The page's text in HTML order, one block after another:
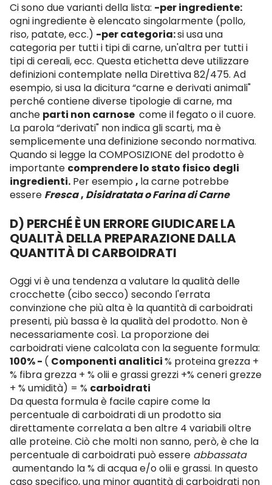
Ci sono due varianti della lista: -per ingrediente:
ogni ingrediente è elencato singolarmente (pollo,
riso, patate, ecc.) -per categoria:si usa una
categoria per tutti i tipi di carne, un'altra per tutti i
tipi di cereali, ecc. Questa etichetta deve utilizzare
definizioni contemplate nella Direttiva 82/475. Ad
esempio, si usa la dicitura “carne e derivati animali"
perché contiene diverse tipologie di carne, ma
anche parti non carnose come il fegato o il cuore.
La parola “derivati" non indica gli scarti, ma è
semplicemente una definizione secondo normativa.
Quando si legge la COMPOSIZIONE del prodotto è
importante comprendere lo stato fisico degli
ingredienti. Per esempio, la carne potrebbe
essere Fresca, DisidratataoFarina di Carne
D) PERCHÉ È UN ERRORE GIUDICARE LA
QUALITÀ DELLA PREPARAZIONE DALLA
QUANTITÀ DI CARBOIDRATI
Oggi vi è una tendenza a valutare la qualità delle
crocchette (cibo secco) secondo l'errata
convinzione che più alta è la quantità di carboidrati
presenti, più bassa è la qualità del prodotto. Non è
necessariamente così. La proporzione dei
carboidrati viene calcolata con la seguente formula:
100% - ( Componenti analitici% proteina grezza +
% fibra grezza + % olii e grassi grezzi +% ceneri grezze
+ % umidità) = % carboidrati
Da questa formula è facile capire come la
percentuale di carboidrati di un prodotto sia
direttamente correlata a ben altre 4 variabili oltre
alle proteine. Ciò che molti non sanno, però, è che la
percentuale di carboidrati può essere abbassata
aumentando la % di acqua e/o olii e grassi. In questo
caso specifico, una minor quantità di carboidrati non